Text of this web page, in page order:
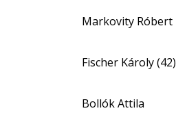
Markovity Róbert
Fischer Károly (42)
Bollók Attila